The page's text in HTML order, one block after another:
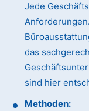
Jede
das
sind hier
Methoden: